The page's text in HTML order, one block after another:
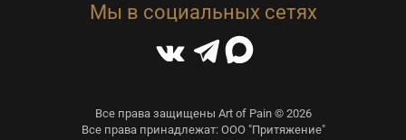
Мы в социальных сетях
Все права защищены Art of Pain © 2026
Все права принадлежат: ООО "Притяжение"